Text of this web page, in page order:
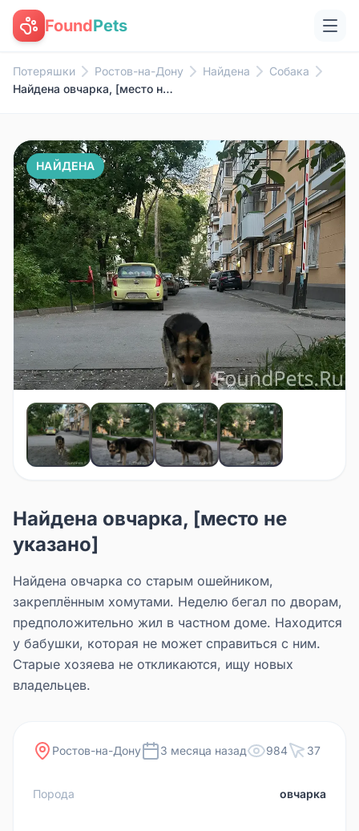
FoundPets
Потеряшки Ростов-на-Дону Найдена
Собака
Найдена овчарка, [место не указано]
НАЙДЕНА
Найдена овчарка, [место не
указано]
Найдена овчарка со старым ошейником,
закреплённым хомутами. Неделю бегал по дворам,
предположительно жил в частном доме. Находится
у бабушки, которая не может справиться с ним.
Старые хозяева не откликаются, ищу новых
владельцев.
Ростов-на-Дону 3 месяца назад 984 37
Порода овчарка